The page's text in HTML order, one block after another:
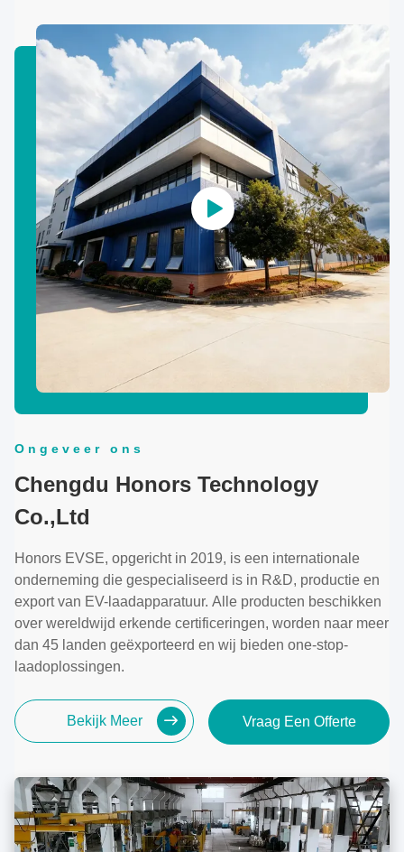
Ongeveer ons
Chengdu Honors Technology
Co.,Ltd
Honors EVSE, opgericht in 2019, is een internationale
onderneming die gespecialiseerd is in R&D, productie en
export van EV-laadapparatuur. Alle producten beschikken
over wereldwijd erkende certificeringen, worden naar meer
dan 45 landen geëxporteerd en wij bieden one-stop-
laadoplossingen.
Bekijk Meer Vraag Een Offerte